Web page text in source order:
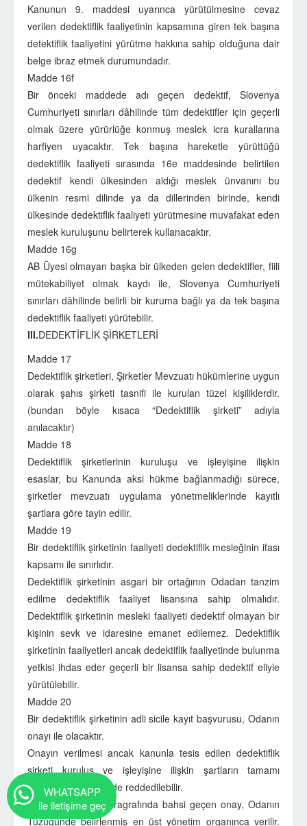
Kanunun 9. maddesi uyarınca yürütülmesine cevaz
verilen dedektiflik faaliyetinin kapsamına giren tek başına
detektiflik faaliyetini yürütme hakkına sahip olduğuna dair
belge ibraz etmek durumundadır.
Madde 16f
Bir önceki maddede adı geçen dedektif, Slovenya
Cumhuriyeti sınırları dâhilinde tüm dedektifler için geçerli
olmak üzere yürürlüğe konmuş meslek icra kurallarına
harfiyen uyacaktır. Tek başına hareketle yürüttüğü
dedektiflik faaliyeti sırasında 16e maddesinde belirtilen
dedektif kendi ülkesinden aldığı meslek ünvanını bu
ülkenin resmi dilinde ya da dillerinden birinde, kendi
ülkesinde dedektiflik faaliyeti yürütmesine muvafakat eden
meslek kuruluşunu belirterek kullanacaktır.
Madde 16g
AB Üyesi olmayan başka bir ülkeden gelen dedektifler, fiili
mütekabiliyet olmak kaydı ile, Slovenya Cumhuriyeti
sınırları dâhilinde belirli bir kuruma bağlı ya da tek başına
dedektiflik faaliyeti yürütebilir.
III.DEDEKTİFLİK ŞİRKETLERİ
Madde 17
Dedektiflik şirketleri, Şirketler Mevzuatı hükümlerine uygun
olarak şahıs şirketi tasnifi ile kurulan tüzel kişiliklerdir.
(bundan böyle kısaca “Dedektiflik şirketi” adıyla
anılacaktır)
Madde 18
Dedektiflik şirketlerinin kuruluşu ve işleyişine ilişkin
esaslar, bu Kanunda aksi hükme bağlanmadığı sürece,
şirketler mevzuatı uygulama yönetmeliklerinde kayıtlı
şartlara göre tayin edilir.
Madde 19
Bir dedektiflik şirketinin faaliyeti dedektiflik mesleğinin ifası
kapsamı ile sınırlıdır.
Dedektiflik şirketinin asgari bir ortağının Odadan tanzim
edilme dedektiflik faaliyet lisansına sahip olmalıdır.
Dedektiflik şirketinin mesleki faaliyeti dedektif olmayan bir
kişinin sevk ve idaresine emanet edilemez. Dedektiflik
şirketinin faaliyetleri ancak dedektiflik faaliyetinde bulunma
yetkisi ihdas eder geçerli bir lisansa sahip dedektif eliyle
yürütülebilir.
Madde 20
Bir dedektiflik şirketinin adli sicile kayıt başvurusu, Odanın
onayı ile olacaktır.
Onayın verilmesi ancak kanunla tesis edilen dedektiflik
şirketi kuruluş ve işleyişine ilişkin şartların tamamı
sağlanmadığı takdirde reddedilebilir.
Bu Maddenin 1. paragrafında bahsi geçen onay, Odanın
Tüzüğünde belirlenmiş en üst yönetim organınca verilir.
WHATSAPP
ile iletişime geç